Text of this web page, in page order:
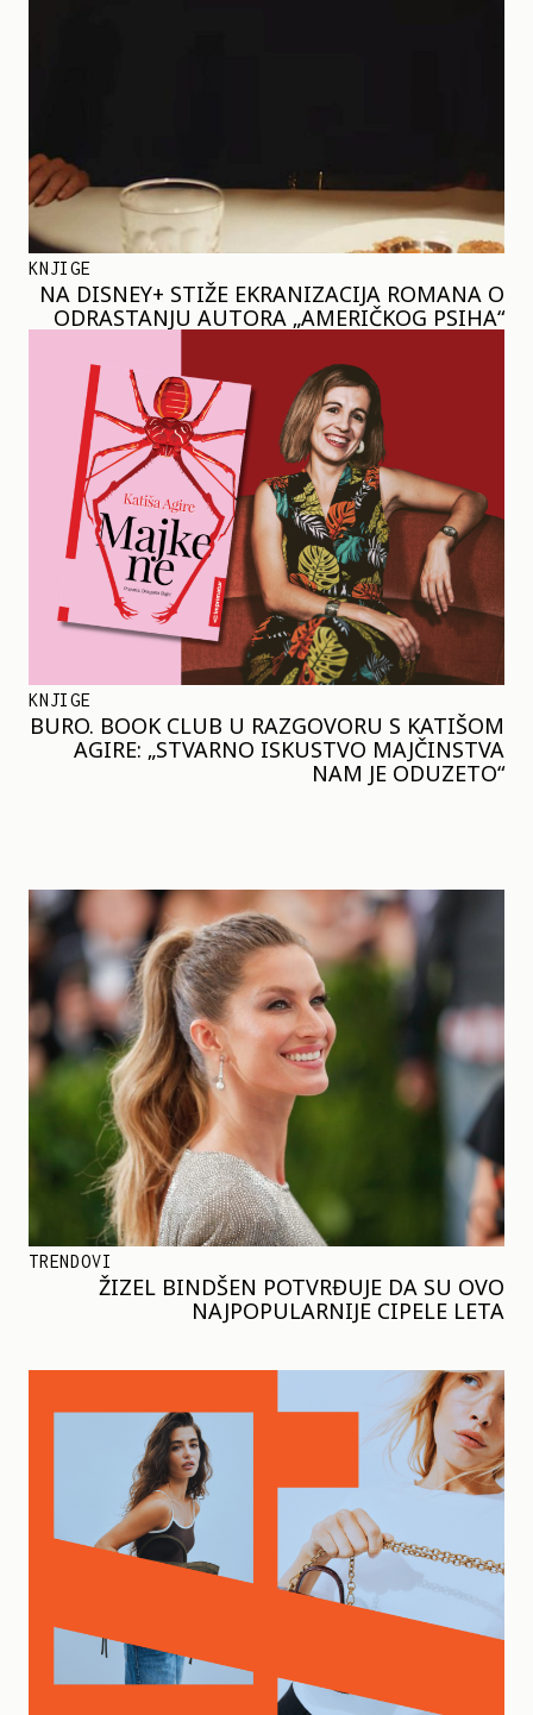
KNJIGE
NA DISNEY+ STIŽE EKRANIZACIJA ROMANA O
ODRASTANJU AUTORA „AMERIČKOG PSIHA“
KNJIGE
BURO. BOOK CLUB U RAZGOVORU S KATIŠOM
AGIRE: „STVARNO ISKUSTVO MAJČINSTVA
NAM JE ODUZETO“
TRENDOVI
ŽIZEL BINDŠEN POTVRĐUJE DA SU OVO
NAJPOPULARNIJE CIPELE LETA